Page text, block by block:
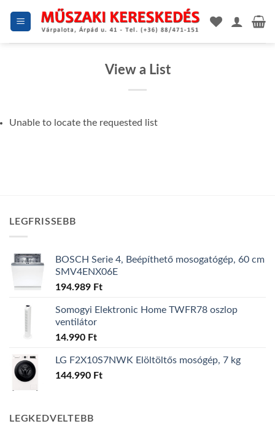
View a List
Unable to locate the requested list
LEGFRISSEBB
BOSCH Serie 4, Beépíthető mosogatógép, 60 cm
SMV4ENX06E
194.989 Ft
Somogyi Elektronic Home TWFR78 oszlop
ventilátor
14.990 Ft
LG F2X10S7NWK Elöltöltős mosógép, 7 kg
144.990 Ft
LEGKEDVELTEBB